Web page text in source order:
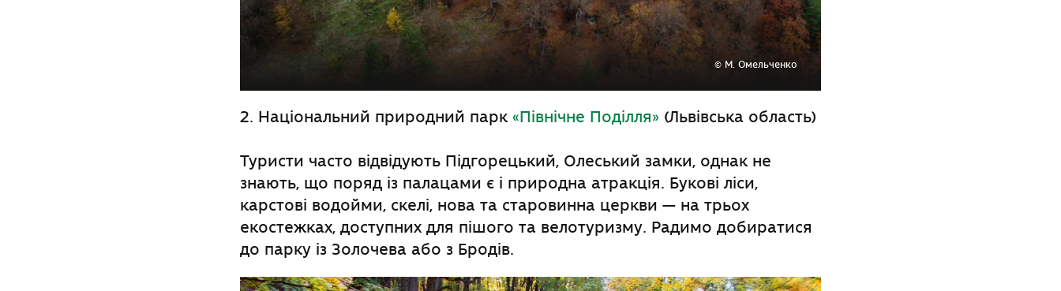
© М. Омельченко
2. Національний природний парк «Північне Поділля» (Львівськаобласть)
Туристи часто відвідують Підгорецький, Олеський замки, однак не
знають, що поряд із палацами є і природна атракція. Букові ліси,
карстові водойми, скелі, нова та старовинна церкви — на трьох
екостежках, доступних для пішого та велотуризму. Радимо добиратися
до парку із Золочева або з Бродів.